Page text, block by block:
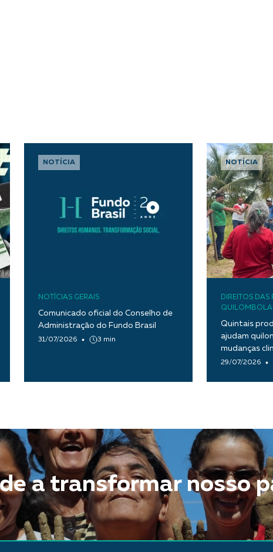
NOTÍCIA
NOTÍCIAS GERAIS
Comunicado oficial do Conselho de
Administração do Fundo Brasil
31/07/2026 3 min
NOTÍCIA
DIREITOS DAS
Quintais
ajudam
mudanças
Paraíba
29/07/2026
a transformar nosso